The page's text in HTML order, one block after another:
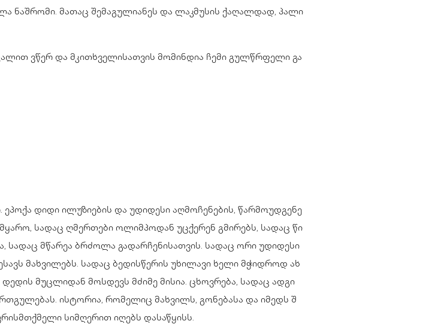
ნაშრომი. მათაც შემაგულიანეს და ლაკმუსის ქაღალდად, პალი
ვწერ და მკითხველისათვის მომინდია ჩემი გულწრფელი გა
დიდი ილუზიების და უდიდესი აღმოჩენების, წარმოუდგენე
სადაც ღმერთები ოლიმპოდან უცქერენ გმირებს, სადაც წი
სადაც მწარეა ბრძოლა გადარჩენისათვის. სადაც ორი უდიდესი
მახვილებს. სადაც ბედისწერის უხილავი ხელი მჭიდროდ ახ
მუცლიდან მოსდევს მძიმე მისია. ცხოვრება, სადაც ადგი
ისტორია, რომელიც მახვილს, გონებასა და იმედს შ
სიმღერით იღებს დასაწყისს.